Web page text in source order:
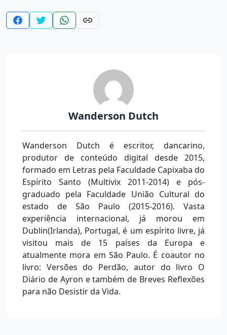
Wanderson Dutch
Wanderson Dutch é escritor, dancarino,
produtor de conteúdo digital desde 2015,
formado em Letras pela Faculdade Capixaba do
Espírito Santo (Multivix 2011-2014) e pós-
graduado pela Faculdade União Cultural do
estado de São Paulo (2015-2016). Vasta
experiência internacional, já morou em
Dublin(Irlanda), Portugal, é um espírito livre, já
visitou mais de 15 países da Europa e
atualmente mora em São Paulo. É coautor no
livro: Versões do Perdão, autor do livro O
Diário de Ayron e também de Breves Reflexões
para não Desistir da Vida.